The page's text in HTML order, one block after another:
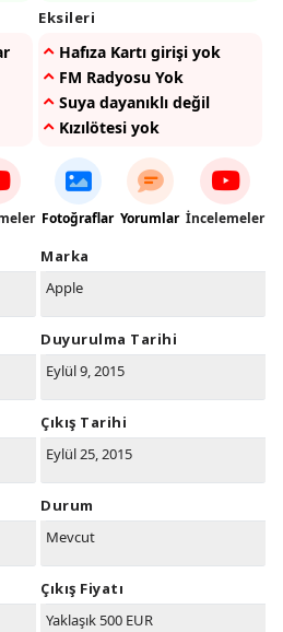
Eksileri
Hafıza Kartı girişi yok
FM Radyosu Yok
Suya dayanıklı değil
Kızılötesi yok
Fotoğraflar Yorumlar İncelemeler
Marka
Apple
Duyurulma Tarihi
Eylül 9, 2015
Çıkış Tarihi
Eylül 25, 2015
Durum
Mevcut
Çıkış Fiyatı
Yaklaşık 500 EUR